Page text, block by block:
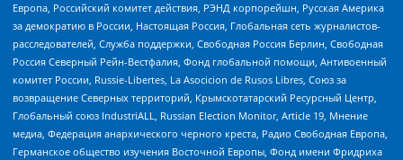
Европа, Российский комитет действия, РЭНД корпорейшн, Русская Америка
за демократию в России, Настоящая Россия, Глобальная сеть журналистов-
расследователей, Служба поддержки, Свободная Россия Берлин, Свободная
Россия Северный Рейн-Вестфалия, Фонд глобальной помощи, Антивоенный
комитет России, Russie-Libertes, La Asocicion de Rusos Libres, Союз за
возвращение Северных территорий, Крымскотатарский Ресурсный Центр,
Глобальный союз IndustriALL, Russian Election Monitor, Article 19, Мнение
медиа, Федерация анархического черного креста, Радио Свободная Европа,
Германское общество изучения Восточной Европы, Фонд имени Фридриха